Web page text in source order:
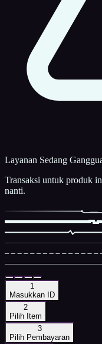
Layanan Sedang
Transaksi untuk produk
nanti.
1
Masukkan ID
2
Pilih Item
3
Pilih Pembayaran